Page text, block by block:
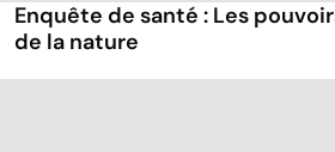
Enquête de santé : Les
de la nature